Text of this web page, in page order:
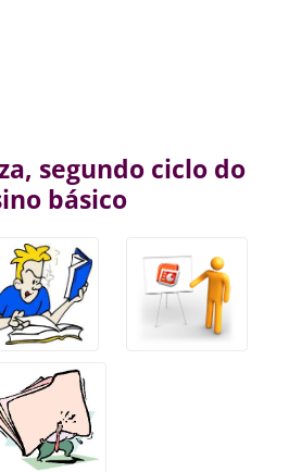
segundo ciclo do
básico